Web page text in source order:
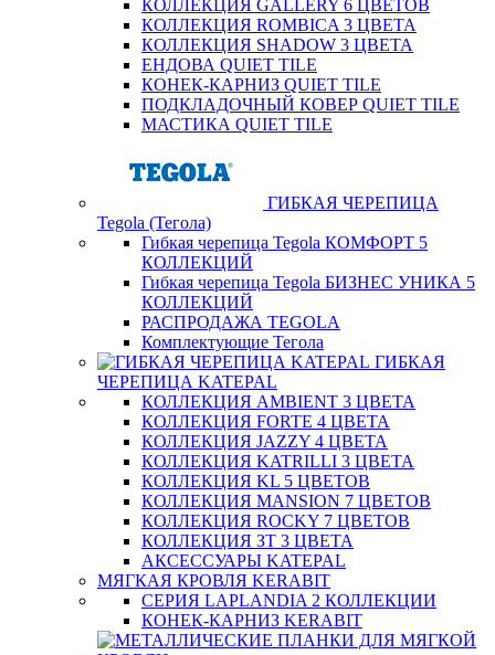
КОЛЛЕКЦИЯ GALLERY 6 ЦВЕТОВ
КОЛЛЕКЦИЯ ROMBICA 3 ЦВЕТА
КОЛЛЕКЦИЯ SHADOW 3 ЦВЕТА
ЕНДОВА QUIET TILE
КОНЕК-КАРНИЗ QUIET TILE
ПОДКЛАДОЧНЫЙ КОВЕР QUIET TILE
МАСТИКА QUIET TILE
ГИБКАЯ ЧЕРЕПИЦА
Tegola (Тегола)
Гибкая черепица Tegola КОМФОРТ 5
КОЛЛЕКЦИЙ
Гибкая черепица Tegola БИЗНЕС УНИКА 5
КОЛЛЕКЦИЙ
РАСПРОДАЖА TEGOLA
Комплектующие Тегола
ГИБКАЯ
ЧЕРЕПИЦА KATEPAL
КОЛЛЕКЦИЯ AMBIENT 3 ЦВЕТА
КОЛЛЕКЦИЯ FORTE 4 ЦВЕТА
КОЛЛЕКЦИЯ JAZZY 4 ЦВЕТА
КОЛЛЕКЦИЯ KATRILLI 3 ЦВЕТА
КОЛЛЕКЦИЯ KL 5 ЦВЕТОВ
КОЛЛЕКЦИЯ MANSION 7 ЦВЕТОВ
КОЛЛЕКЦИЯ ROCKY 7 ЦВЕТОВ
КОЛЛЕКЦИЯ ЗТ 3 ЦВЕТА
АКСЕССУАРЫ KATEPAL
МЯГКАЯ КРОВЛЯ KERABIT
СЕРИЯ LAPLANDIA 2 КОЛЛЕКЦИИ
КОНЕК-КАРНИЗ KERABIT